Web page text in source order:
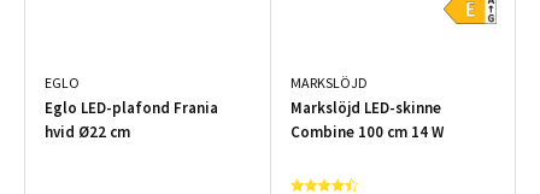
EGLO
Eglo LED-plafond Frania
hvid Ø22 cm
MARKSLÖJD
Markslöjd LED-skinne
Combine 100 cm 14 W